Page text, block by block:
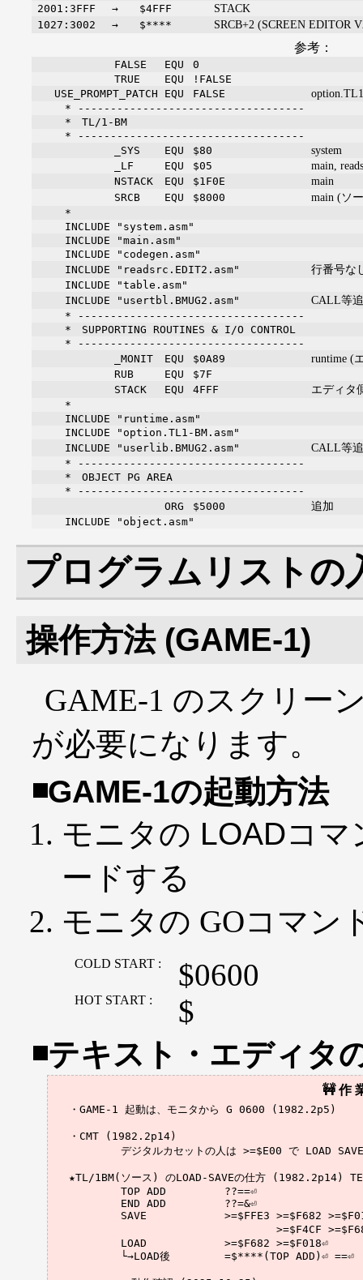
2001:3FFF → $4FFF STACK
1027:3002 → $**** SRCB+2 (SCREEN EDITOR
参考：
FALSE EQU
0
TRUE
EQU
!FALSE
USE_PROMPT_PATCH
EQU FALSE
* -----------------------------------
* TL/1-BM
* -----------------------------------
_SYS
EQU $80 system
_LF EQU $05 main,
NSTACK EQU $1F0E main
SRCB EQU $8000 main (ソ
*
INCLUDE "system.asm"
INCLUDE "main.asm"
INCLUDE "codegen.asm"
INCLUDE "readsrc.EDIT2.asm"
行番号な
INCLUDE "table.asm"
INCLUDE "usertbl.BMUG2.asm"
CALL等
* -----------------------------------
* SUPPORTING ROUTINES & I/O CONTROL
* -----------------------------------
_MONIT
EQU $0A89 runtime (
RUB EQU
$7F
STACK
EQU 4FFF エディタ
*
INCLUDE "runtime.asm"
INCLUDE "option.TL1-BM.asm"
INCLUDE "userlib.BMUG2.asm"
CALL等
* -----------------------------------
* OBJECT PG AREA
* -----------------------------------
ORG
$5000 追加
INCLUDE "object.asm"
プログラムリストの
操作方法 (GAME-1)
GAME-1 のスクリー
が必要になります。
GAME-1の起動方法
モニタの LOADコ
ードする
モニタの GOコマン
COLD START : $0600
HOT START :
$
テキスト・エディタ
・GAME-1 起動は、モニタから G 0600 (1982.2p5)
・CMT (1982.2p14)
★TL/1BM(ソース) のLOAD-SAVEの仕方 (1982.2p14)